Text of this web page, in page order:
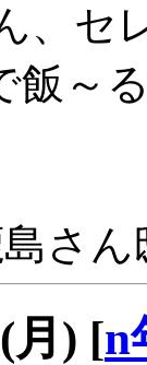
、セ
飯～
さ
月) [n